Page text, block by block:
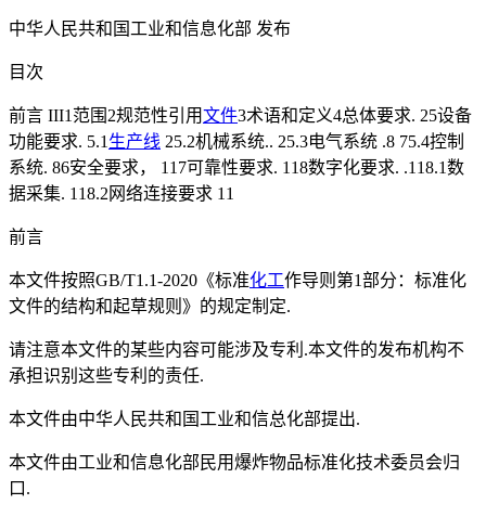
中华人民共和国工业和信息化部 发布
目次
前言 III1范围2规范性引用文件3术语和定义4总体要求. 25设备
功能要求. 5.1生产线 25.2机械系统.. 25.3电气系统 .8 75.4控制
系统. 86安全要求， 117可靠性要求. 118数字化要求. .118.1数
据采集. 118.2网络连接要求 11
前言
本文件按照GB/T1.1-2020《标准化工作导则第1部分：标准化
文件的结构和起草规则》的规定制定.
请注意本文件的某些内容可能涉及专利.本文件的发布机构不
承担识别这些专利的责任.
本文件由中华人民共和国工业和信总化部提出.
本文件由工业和信息化部民用爆炸物品标准化技术委员会归
口.